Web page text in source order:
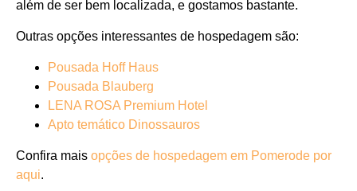
além de ser bem localizada, e gostamos bastante.
Outras opções interessantes de hospedagem são:
Pousada Hoff Haus
Pousada Blauberg
LENA ROSA Premium Hotel
Apto temático Dinossauros
Confira mais opções de hospedagem em Pomerode por
aqui.